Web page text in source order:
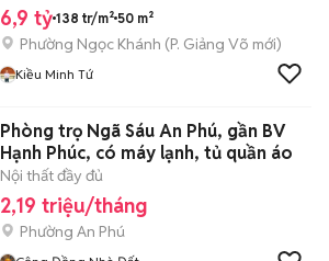
6,9 tỷ 138 tr/m² 50 m²
Phường Ngọc Khánh (P. Giảng Võ mới)
Kiều Minh Tứ
Phòng trọ Ngã Sáu An Phú, gần BV
Hạnh Phúc, có máy lạnh, tủ quần áo
Nội thất đầy đủ
2,19 triệu/tháng
Phường An Phú